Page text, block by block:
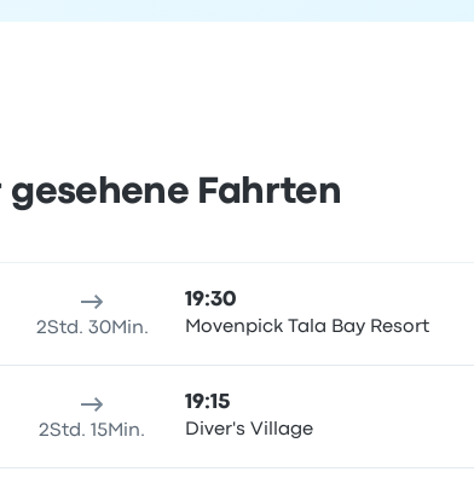
gesehene Fahrten
2Std. 30Min.
19:30
Movenpick Tala Bay Resort
2Std. 15Min.
19:15
Diver's Village